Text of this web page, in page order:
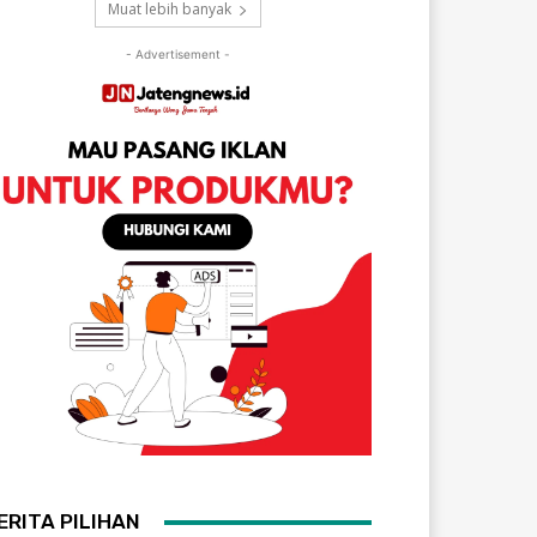
Muat lebih banyak
- Advertisement -
PILIHAN